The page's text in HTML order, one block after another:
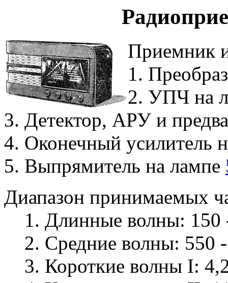
Приемник
1.
2. УПЧ на
3. Детектор, АРУ и
4. Оконечный усилитель
5. Выпрямитель на лампе
Диапазон принимаемых
1. Длинные волны: 150
2. Средние волны: 550
3. Короткие волны I: